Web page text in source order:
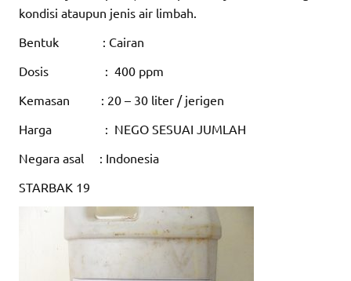
kondisi ataupun jenis air limbah.
Bentuk : Cairan
Dosis : 400 ppm
Kemasan : 20 – 30 liter / jerigen
Harga : NEGO SESUAI JUMLAH
Negara asal : Indonesia
STARBAK 19